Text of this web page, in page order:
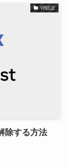
VR設定
除する方法